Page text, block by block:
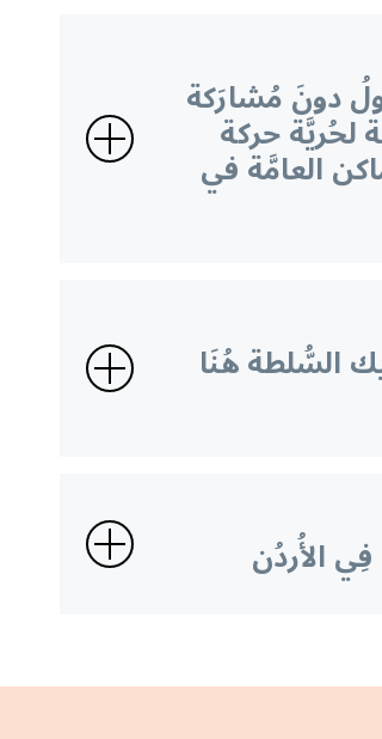
دونَ مُشارَكة
لحُريَّة حركة
العامَّة في
السُّلطة هُنَا
الأُردُن